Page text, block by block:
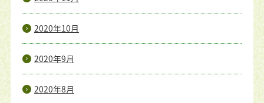
2020年10月
2020年9月
2020年8月